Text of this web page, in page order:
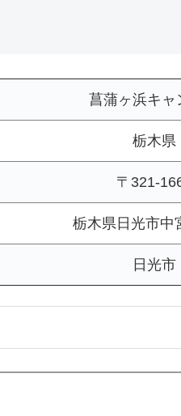
菖蒲ヶ浜キャ
栃木県
〒321-
栃木県日光市中
日光市